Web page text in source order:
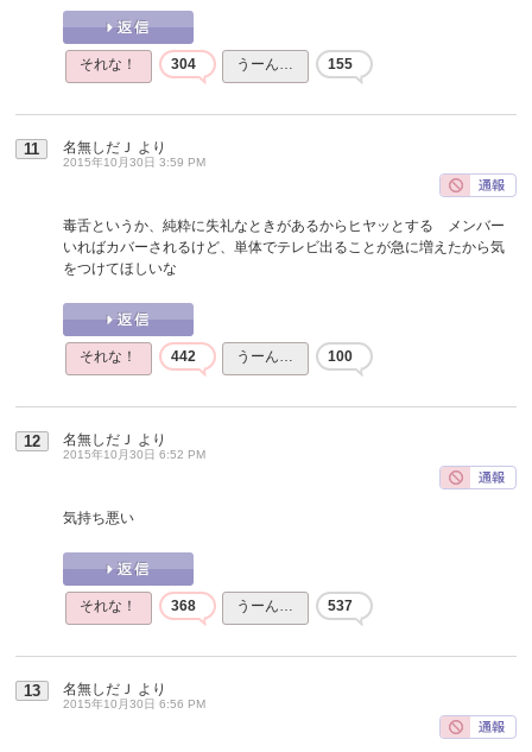
それな！ 304 うーん… 155
11 名無しだＪ より
2015年10月30日 3:59 PM
毒舌というか、純粋に失礼なときがあるからヒヤッとする メンバー
いればカバーされるけど、単体でテレビ出ることが急に増えたから気
をつけてほしいな
それな！ 442 うーん… 100
12 名無しだＪ より
2015年10月30日 6:52 PM
気持ち悪い
それな！ 368 うーん… 537
13 名無しだＪ より
2015年10月30日 6:56 PM